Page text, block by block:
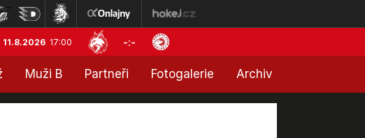
11.8.2026 17:00 -:-
Muži B Partneři Fotogalerie Archiv